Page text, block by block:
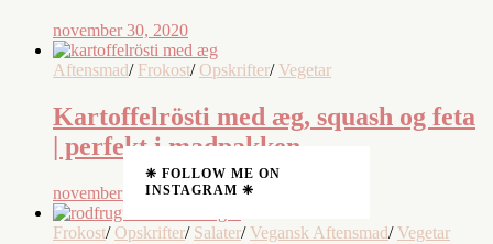
november 30, 2020
Aftensmad/ Frokost/ Opskrifter/ Vegetar
Kartoffelrösti med æg, squash og feta
| perfekt i madpakken
november 22, 2020
Frokost/ Opskrifter/ Salater/ Vegansk Aftensmad/ Vegetar
❈ FOLLOW ME ON
INSTAGRAM ❈